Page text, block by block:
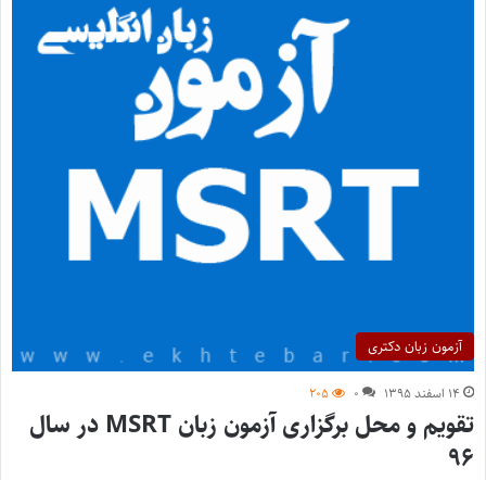
آزمون زبان دکتری
۱۴ اسفند ۱۳۹۵ ۰ ۲۰۵
تقویم و محل برگزاری آزمون زبان MSRT در سال
۹۶